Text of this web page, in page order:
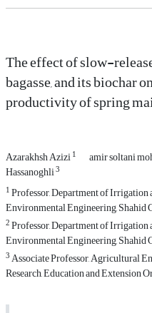
The effect of slow-
bagasse, and its biochar
productivity of spring
Azarakhsh Azizi1 amir soltani
Hassanoghli3
1Professor, Department of Irrigation
Environmental Engineering, Shahid
2Professor, Department of Irrigation
Environmental Engineering, Shahid
3Associate Professor, Agricultural
Research, Education and Extension